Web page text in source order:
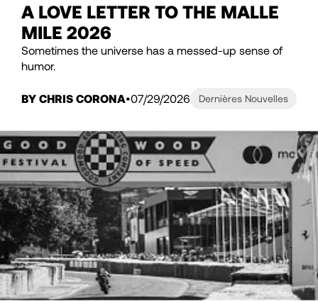
A LOVE LETTER TO THE MALLE
MILE 2026
Sometimes the universe has a messed-up sense of
humor.
BY CHRIS CORONA 07/29/2026 Dernières Nouvelles